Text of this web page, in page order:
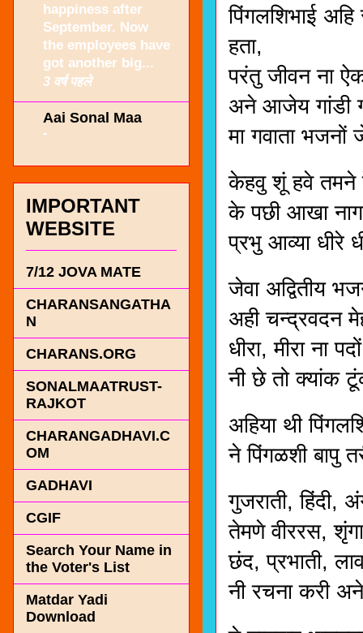
पिंगलशिभाई
हता,
परंतु जीवन ना
अने आजेय गांडी
मा गवाता भजनों
केहवु शूं हवे तमने
के पछी आखा
प्रभु आव्या धीरे
जेवा अद्वितीय
अही चन्द्रवदन
धीरा, मीरा ना
नी छे तो क्यांक
अहिया थी
ने पिंगळशी बापु
गुजराती, हिंदी,
तेमणे वीररस,
छंद, प्रभाती,
नी रचना करी
happiness after
September. Now
the employees have
got another big...
3 वर्ष पहले
Aai Sonal Maa
-
IMPORTANT
WEBSITE
7/12 JOVA MATE
CHARANSANGATHA
N
CHARANS.ORG
SONALMAATRUST-
RAJKOT
CHARANGADHAVI.C
OM
GADHAVI
CGIF
Search Your Name in
the Voter's List
Matdar Yadi
Download